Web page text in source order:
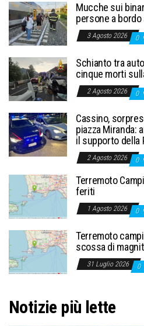
Mucche sui
persone a bordo
3 Agosto 2026 0
Schianto tra
cinque morti
2 Agosto 2026 0
Cassino,
piazza Miranda:
il supporto della
2 Agosto 2026 0
Terremoto
feriti
1 Agosto 2026 0
Terremoto
scossa di
31 Luglio 2026 0
Notizie più lette